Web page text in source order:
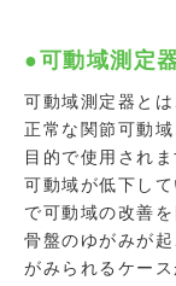
●可動域測定
可動域測定器とは
正常な関節可動域
目的で使用されま
可動域が低下して
で可動域の改善を
骨盤のゆがみが
がみられるケース